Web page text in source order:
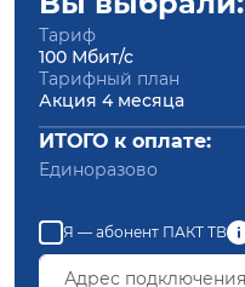
Тариф
100 Мбит/с
Тарифный план
Акция 4 месяца
ИТОГО к оплате:
Единоразово
Я — абонент ПАКТ ТВ